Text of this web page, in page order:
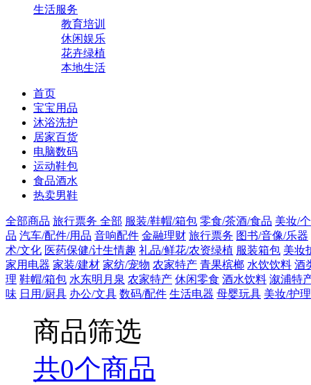
生活服务
教育培训
休闲娱乐
花卉绿植
本地生活
首页
宝宝用品
沐浴洗护
居家百货
电脑数码
运动鞋包
食品酒水
热卖男鞋
全部商品 旅行票务 全部 服装/鞋帽/箱包 零食/茶酒/食品 美妆/
品 汽车/配件/用品 音响配件 金融理财 旅行票务 图书/音像/乐器
术/文化 医药保健/计生情趣 礼品/鲜花/农资绿植 服装箱包 美妆
家用电器 家装/建材 家纺/宠物 农家特产 青果槟榔 水饮饮料 酒
理 鞋帽/箱包 水东明月泉 农家特产 休闲零食 酒水饮料 溆浦特
味 日用/厨具 办公/文具 数码/配件 生活电器 母婴玩具 美妆/护理
商品筛选
共0个商品